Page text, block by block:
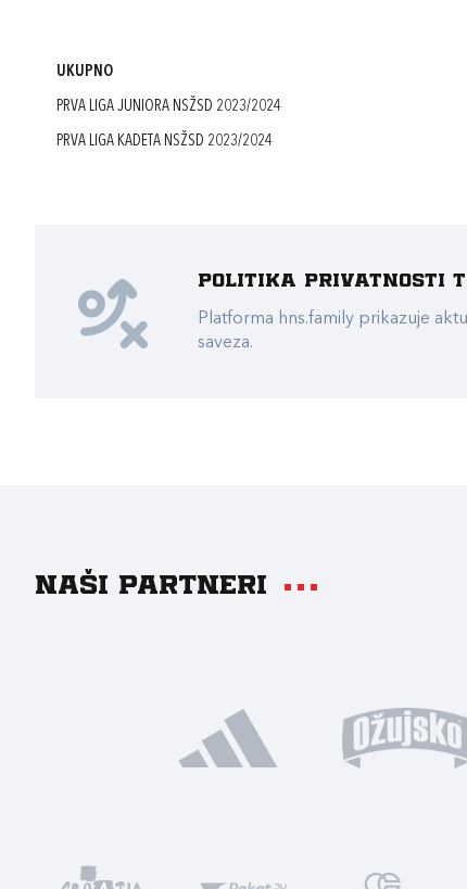
UKUPNO
PRVA LIGA JUNIORA NSŽSD 2023/2024
PRVA LIGA KADETA NSŽSD 2023/2024
Politika privatnosti
Platforma hns.family prikazuje
saveza.
Naši partneri